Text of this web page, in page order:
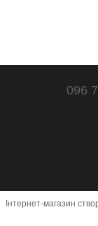
096
Інтернет-магазин